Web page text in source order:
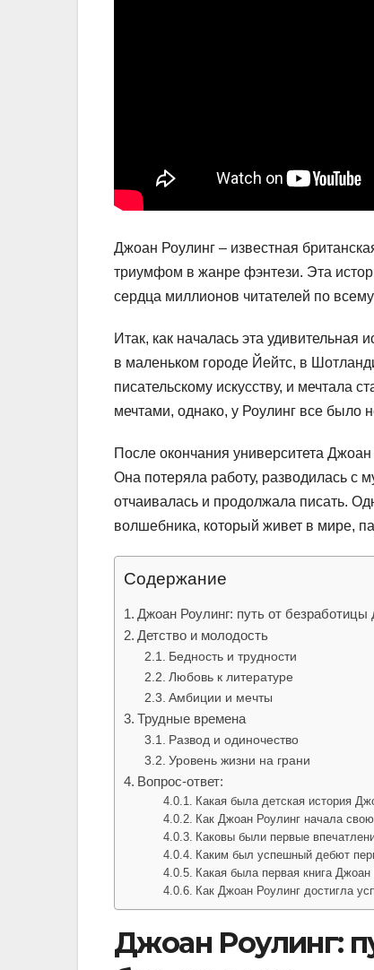
Джоан Роулинг – известная
триумфом в жанре фэнтези. Эта
сердца миллионов читателей по
Итак, как началась эта
в маленьком городе Йейтс, в
писательскому искусству, и мечтала
мечтами, однако, у Роулинг все было
После окончания университета
Она потеряла работу, разводилась с
отчаивалась и продолжала писать.
волшебника, который живет в мире,
Содержание
Джоан Роулинг: путь от безработицы
Детство и молодость
Бедность и трудности
Любовь к литературе
Амбиции и мечты
Трудные времена
Развод и одиночество
Уровень жизни на грани
Вопрос-ответ:
Какая была детская история
Как Джоан Роулинг начала
Каковы были первые
Каким был успешный дебют
Какая была первая книга Джоан
Как Джоан Роулинг достигла
Джоан Роулинг: